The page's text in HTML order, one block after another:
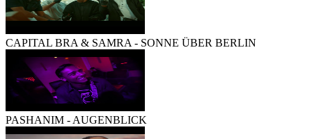
CAPITAL BRA & SAMRA - SONNE ÜBER BERLIN
PASHANIM - AUGENBLICK